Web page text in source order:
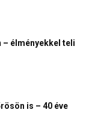
élményekkel teli
is – 40 éve